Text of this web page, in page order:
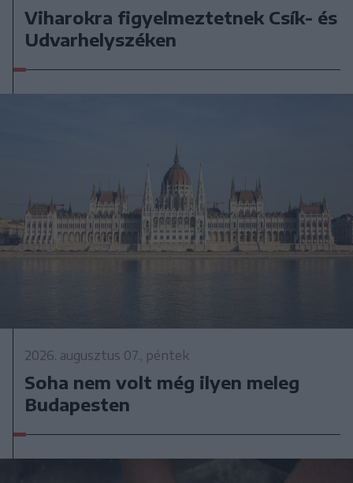
Viharokra figyelmeztetnek Csík- és
Udvarhelyszéken
2026. augusztus 07., péntek
Soha nem volt még ilyen meleg
Budapesten